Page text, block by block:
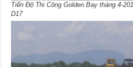
Tiến Độ Thi Công Golden Bay tháng 4-
D17